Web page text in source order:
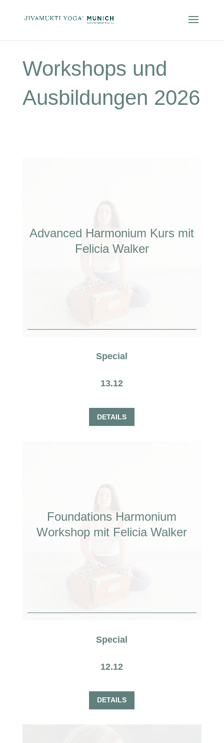
Workshops und
Ausbildungen 2026
Special
Advanced Harmonium Kurs mit
Felicia Walker
13.12
DETAILS
Special
Foundations Harmonium
Workshop mit Felicia Walker
12.12
DETAILS